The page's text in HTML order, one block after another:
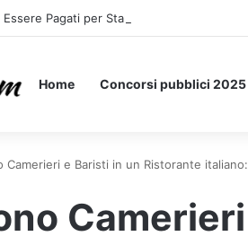
Essere Pagati per Stare a Letto: ecco
Home Concorsi pubblici 2025
Camerieri e Baristi in un Ristorante